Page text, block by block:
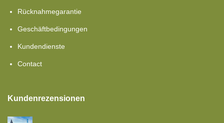
Rücknahmegarantie
Geschäftbedingungen
Kundendienste
Contact
Kundenrezensionen